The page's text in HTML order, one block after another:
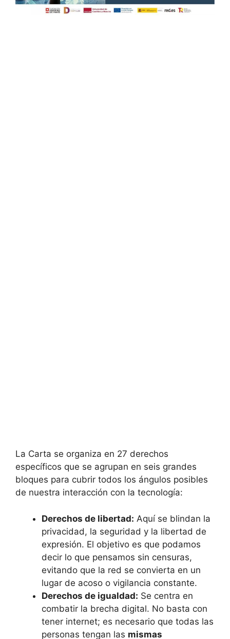
La Carta se organiza en 27 derechos
específicos que se agrupan en seis grandes
bloques para cubrir todos los ángulos posibles
de nuestra interacción con la tecnología:
Derechos de libertad: Aquí se blindan la
privacidad, la seguridad y la libertad de
expresión. El objetivo es que podamos
decir lo que pensamos sin censuras,
evitando que la red se convierta en un
lugar de acoso o vigilancia constante.
Derechos de igualdad: Se centra en
combatir la brecha digital. No basta con
tener internet; es necesario que todas las
personas tengan las mismas